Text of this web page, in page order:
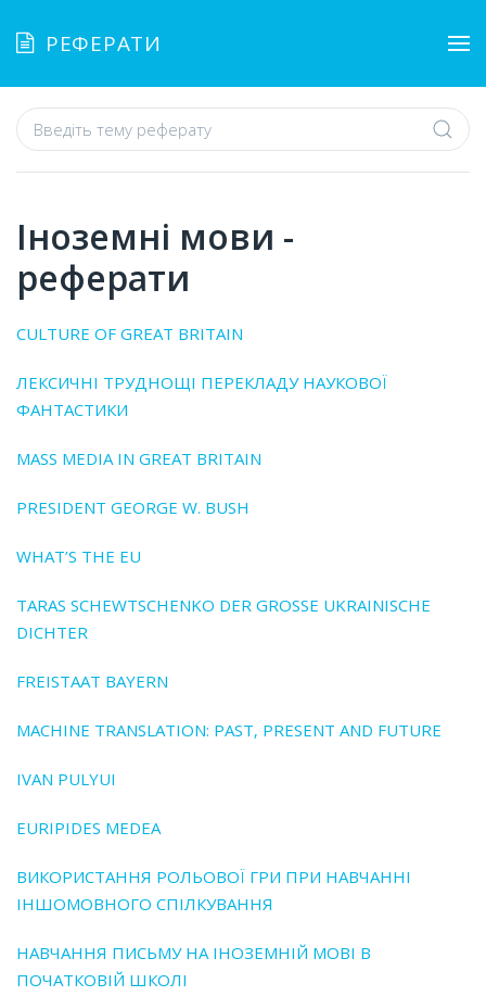
РЕФЕРАТИ
Іноземні мови -
реферати
CULTURE OF GREAT BRITAIN
ЛЕКСИЧНІ ТРУДНОЩІ ПЕРЕКЛАДУ НАУКОВОЇ
ФАНТАСТИКИ
MASS MEDIA IN GREAT BRITAIN
PRESIDENT GEORGE W. BUSH
WHAT’S THE EU
TARAS SCHEWTSCHENKO DER GROSSE UKRAINISCHE
DICHTER
FREISTAAT BAYERN
MACHINE TRANSLATION: PAST‚ PRESENT AND FUTURE
IVAN PULYUI
EURIPIDES MEDEA
ВИКОРИСТАННЯ РОЛЬОВОЇ ГРИ ПРИ НАВЧАННІ
ІНШОМОВНОГО СПІЛКУВАННЯ
НАВЧАННЯ ПИСЬМУ НА ІНОЗЕМНІЙ МОВІ В
ПОЧАТКОВІЙ ШКОЛІ